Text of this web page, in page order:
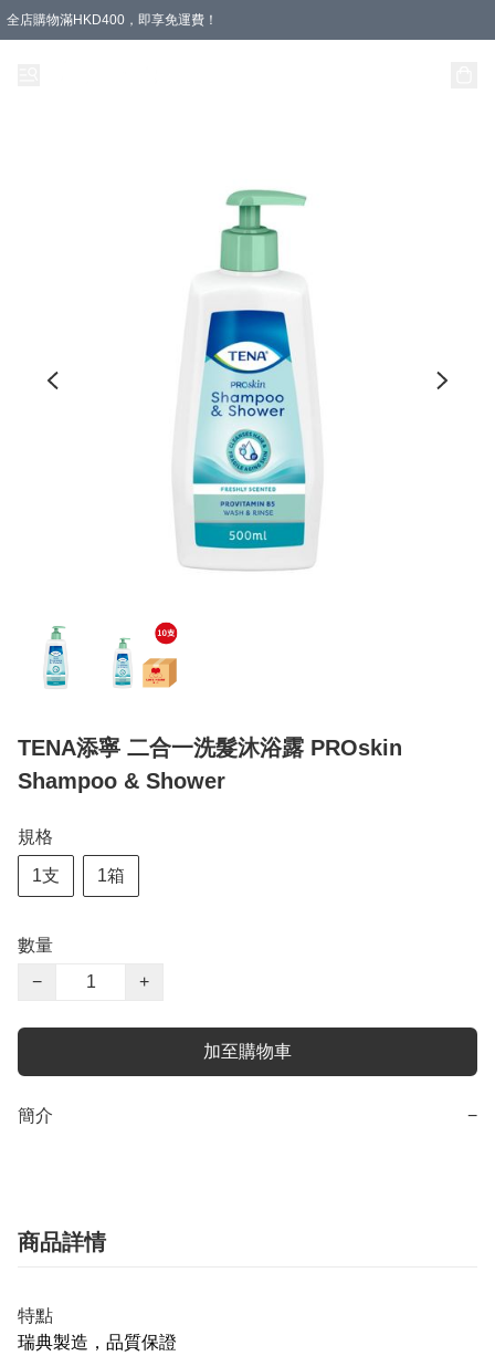
全店購物滿HKD400，即享免運費！
TENA添寧 二合一洗髮沐浴露 PROskin
Shampoo & Shower
規格
1支 1箱
數量
−
+
加至購物車
簡介 −
商品詳情
特點
瑞典製造，品質保證